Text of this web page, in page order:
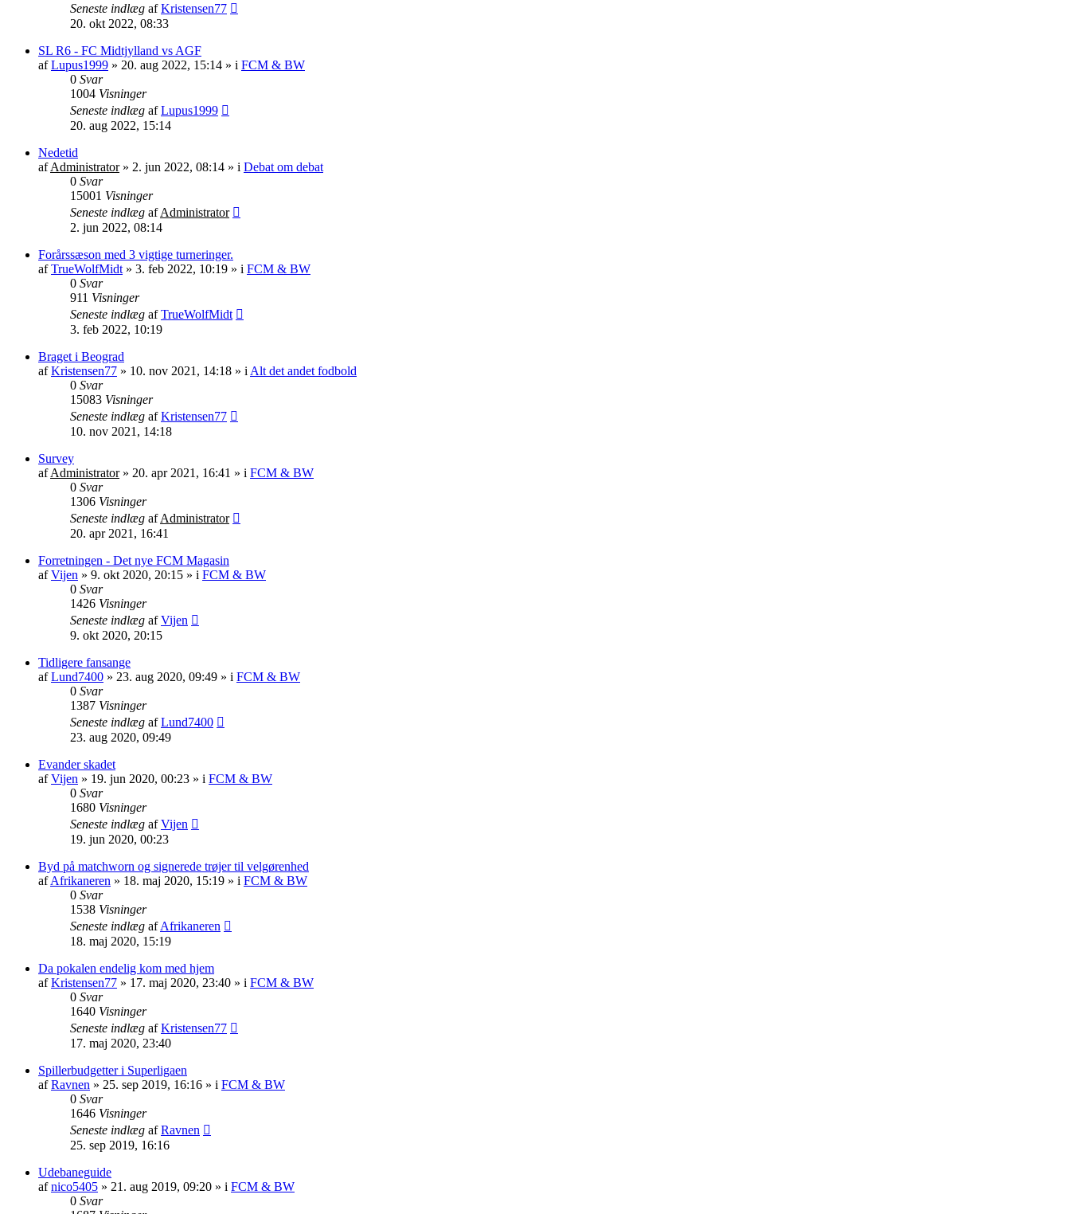
Seneste indlæg afKristensen77
20. okt 2022, 08:33
SL R6 - FC Midtjylland vs AGF
afLupus1999 » 20. aug 2022, 15:14 » i FCM & BW
0 Svar
1004 Visninger
Seneste indlæg afLupus1999
20. aug 2022, 15:14
Nedetid
afAdministrator» 2. jun 2022, 08:14 » i Debat om debat
0 Svar
15001 Visninger
Seneste indlæg afAdministrator
2. jun 2022, 08:14
Forårssæson med 3 vigtige turneringer.
afTrueWolfMidt » 3. feb 2022, 10:19 » i FCM & BW
0 Svar
911 Visninger
Seneste indlæg afTrueWolfMidt
3. feb 2022, 10:19
Braget i Beograd
afKristensen77 » 10. nov 2021, 14:18 » i Alt det andet fodbold
0 Svar
15083 Visninger
Seneste indlæg afKristensen77
10. nov 2021, 14:18
Survey
afAdministrator» 20. apr 2021, 16:41 » i FCM & BW
0 Svar
1306 Visninger
Seneste indlæg afAdministrator
20. apr 2021, 16:41
Forretningen - Det nye FCM Magasin
afVijen » 9. okt 2020, 20:15 » i FCM & BW
0 Svar
1426 Visninger
Seneste indlæg afVijen
9. okt 2020, 20:15
Tidligere fansange
afLund7400 » 23. aug 2020, 09:49 » i FCM & BW
0 Svar
1387 Visninger
Seneste indlæg afLund7400
23. aug 2020, 09:49
Evander skadet
afVijen » 19. jun 2020, 00:23 » i FCM & BW
0 Svar
1680 Visninger
Seneste indlæg afVijen
19. jun 2020, 00:23
Byd på matchworn og signerede trøjer til velgørenhed
afAfrikaneren » 18. maj 2020, 15:19 » i FCM & BW
0 Svar
1538 Visninger
Seneste indlæg afAfrikaneren
18. maj 2020, 15:19
Da pokalen endelig kom med hjem
afKristensen77 » 17. maj 2020, 23:40 » i FCM & BW
0 Svar
1640 Visninger
Seneste indlæg afKristensen77
17. maj 2020, 23:40
Spillerbudgetter i Superligaen
afRavnen » 25. sep 2019, 16:16 » i FCM & BW
0 Svar
1646 Visninger
Seneste indlæg afRavnen
25. sep 2019, 16:16
Udebaneguide
afnico5405 » 21. aug 2019, 09:20 » i FCM & BW
0 Svar